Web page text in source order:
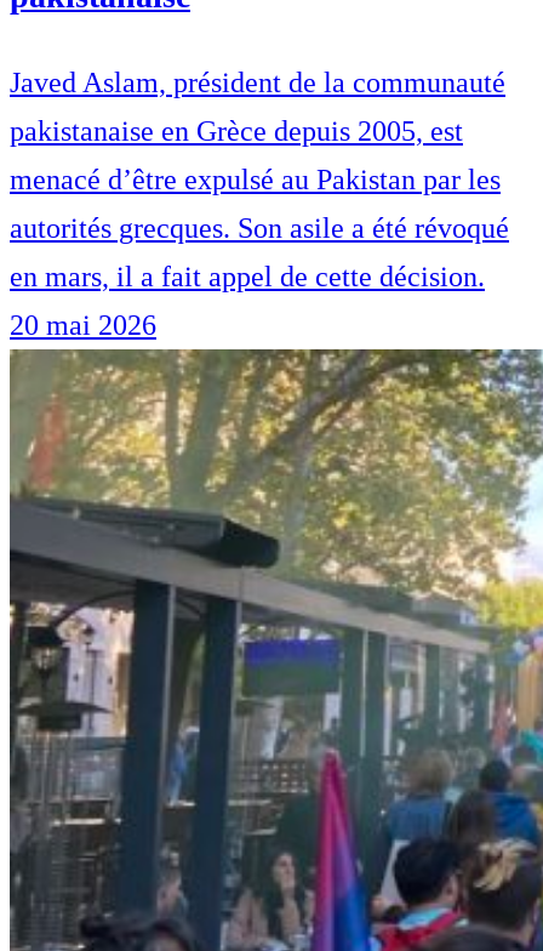
Javed Aslam, président de la communauté
pakistanaise en Grèce depuis 2005, est
menacé d’être expulsé au Pakistan par les
autorités grecques. Son asile a été révoqué
en mars, il a fait appel de cette décision.
20 mai 2026